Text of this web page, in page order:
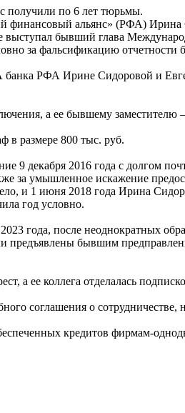
получили по 6 лет тюрьмы.
финансовый альянс» (РФА) Ирина
выступал бывший глава
за фальсификацию отчетности
РФА Ирине Сидоровой и
а ее бывшему заместителю
в размере 800 тыс. руб.
9 декабря 2016 года с долгом
за умышленное искажение
и 1 июня 2018 года Ирина
год условно.
года, после неоднократных
предъявлены бывшим
а ее коллега отделалась
соглашения о сотрудничестве,
кредитов фирмам-